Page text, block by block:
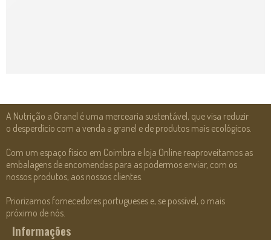
A Nutrição a Granel é uma mercearia sustentável, que visa reduzir
o desperdício com a venda a granel e de produtos mais ecológicos.
Com um espaço físico em Coimbra e loja Online reaproveitamos as
embalagens de encomendas para as podermos enviar, com os
nossos produtos, aos nossos clientes.
Priorizamos fornecedores portugueses e, se possível, o mais
próximo de nós.
Informações